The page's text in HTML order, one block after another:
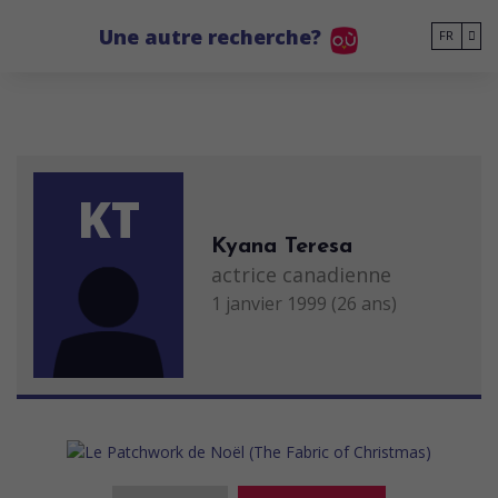
Une autre recherche? FR
KT Kyana Teresa
actrice canadienne
1 janvier 1999 (26 ans)